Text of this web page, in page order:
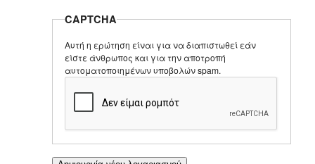
CAPTCHA
Αυτή η ερώτηση είναι για να διαπιστωθεί εάν
είστε άνθρωπος και για την αποτροπή
αυτοματοποιημένων υποβολών spam.